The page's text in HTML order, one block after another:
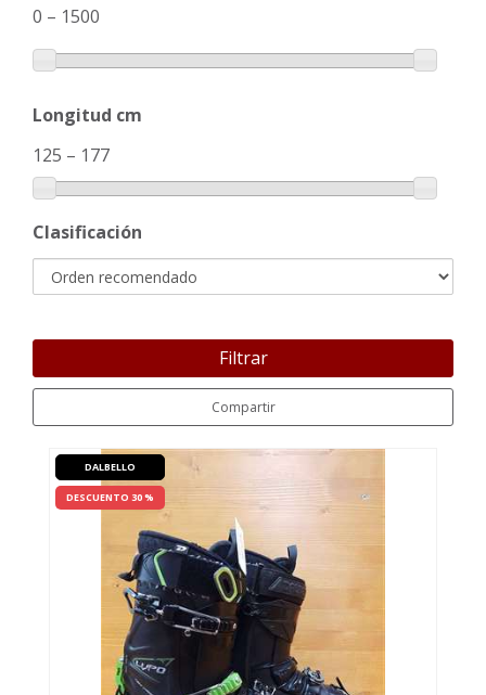
0 – 1500
Longitud cm
125 – 177
Clasificación
Filtrar
Compartir
DALBELLO
DESCUENTO 30 %